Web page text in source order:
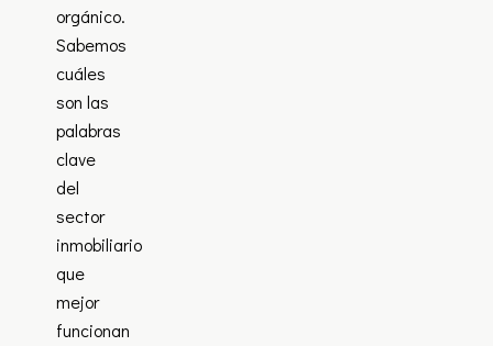
orgánico.
Sabemos
cuáles
son las
palabras
clave
del
sector
inmobiliario
que
mejor
funcionan